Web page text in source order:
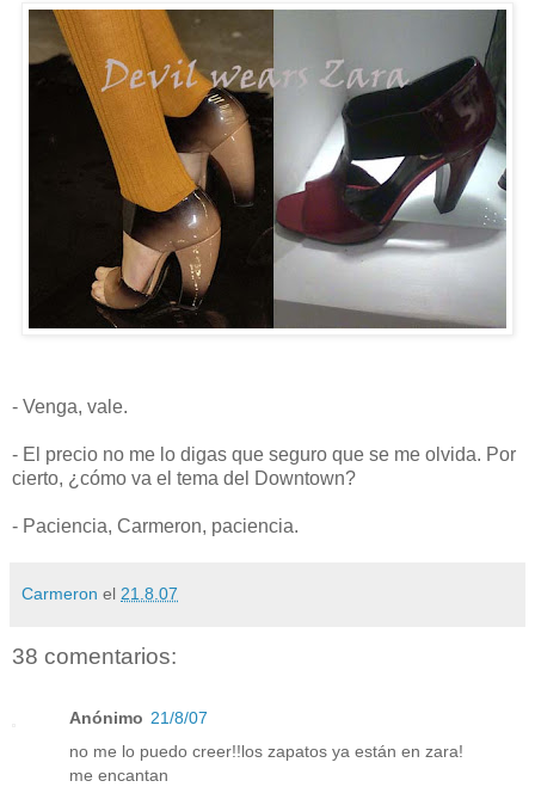
- Venga, vale.
- El precio no me lo digas que seguro que se me olvida. Por
cierto, ¿cómo va el tema del Downtown?
- Paciencia, Carmeron, paciencia.
Carmeron el 21.8.07
38 comentarios:
Anónimo 21/8/07
no me lo puedo creer!!los zapatos ya están en zara!
me encantan